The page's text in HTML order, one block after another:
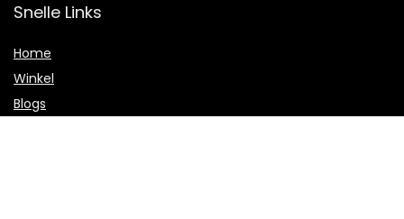
Snelle Links
Home
Winkel
Blogs